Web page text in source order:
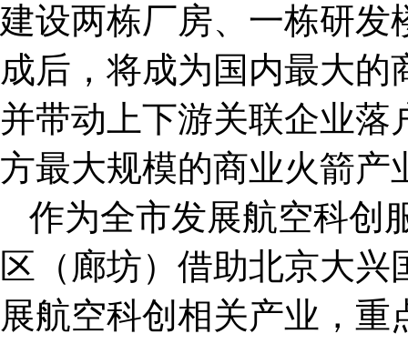
建设两栋厂房、一栋研发
成后，将成为国内最大
并带动上下游关联企业
方最大规模的商业火箭产
作为全市发展航空科创
区（廊坊）借助北京大
展航空科创相关产业，